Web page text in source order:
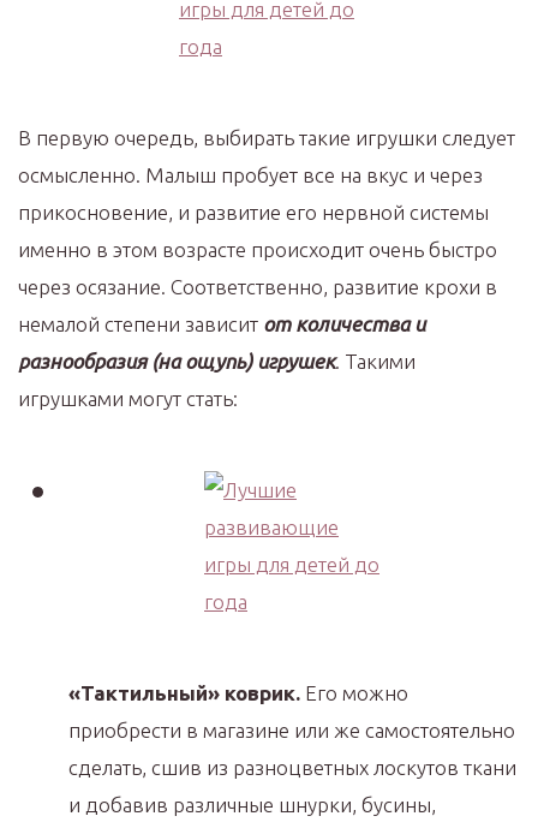
В первую очередь, выбирать такие игрушки следует
осмысленно. Малыш пробует все на вкус и через
прикосновение, и развитие его нервной системы
именно в этом возрасте происходит очень быстро
через осязание. Соответственно, развитие крохи в
немалой степени зависит от количества и
разнообразия (на ощупь) игрушек. Такими
игрушками могут стать:
«Тактильный» коврик. Его можно
приобрести в магазине или же самостоятельно
сделать, сшив из разноцветных лоскутов ткани
и добавив различные шнурки, бусины,